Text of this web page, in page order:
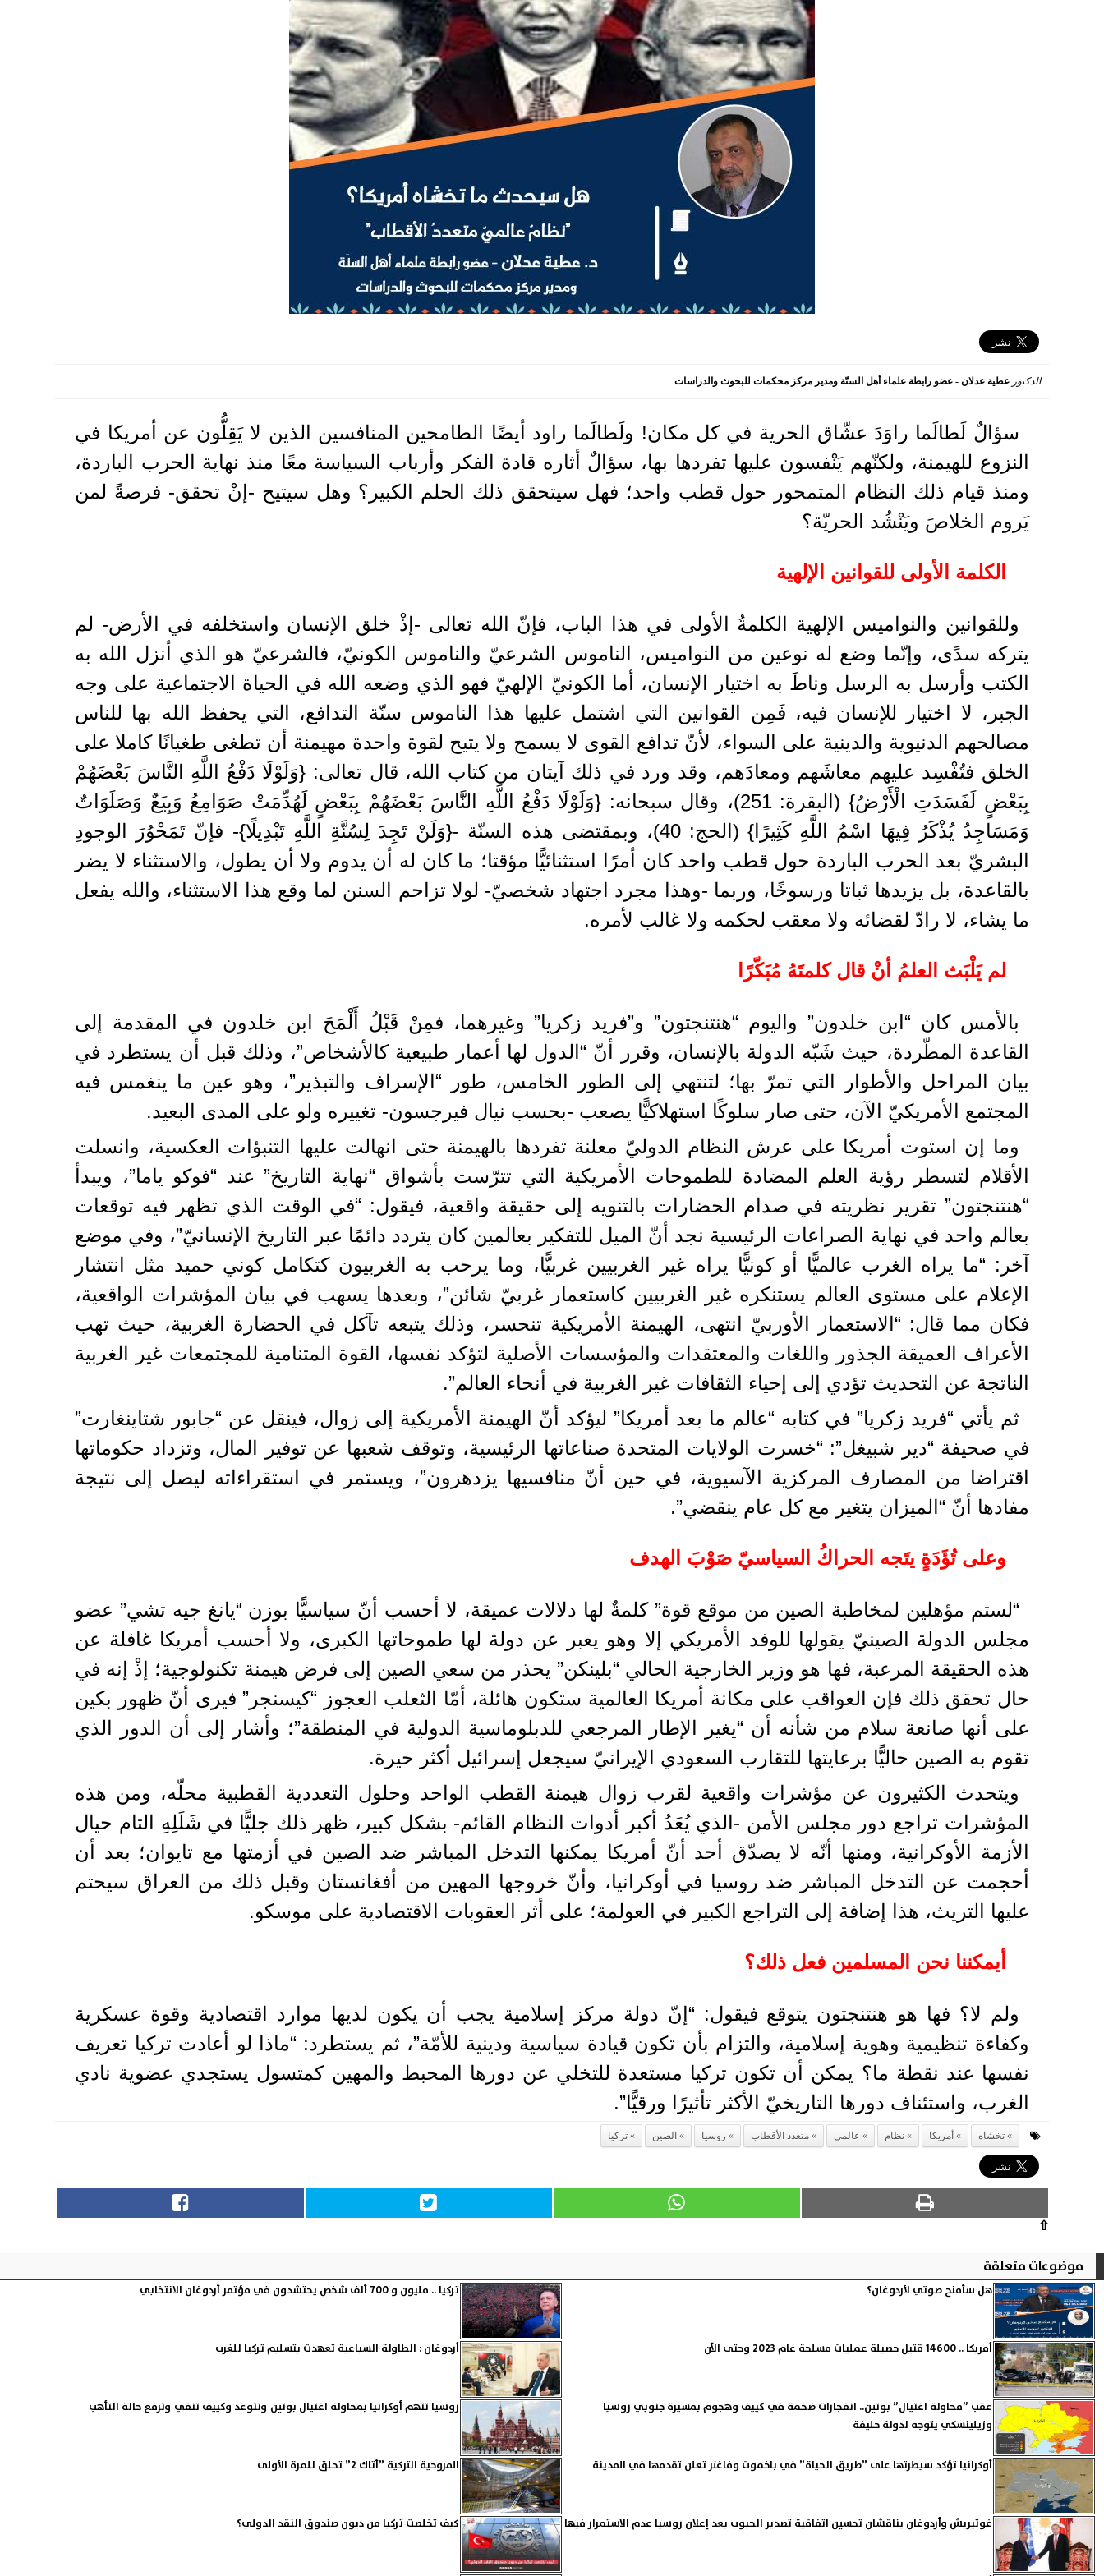
الدكتورعطية عدلان - عضو رابطة علماء أهل السنّة ومدير مركز محكمات للبحوث والدراسات
سؤالٌ لَطالَما راوَدَ عشّاق الحرية في كل مكان! ولَطالَما راود أيضًا الطامحين المنافسين الذين لا يَقِلُّون عن أمريكا في
النزوع للهيمنة، ولكنّهم يَنْفسون عليها تفردها بها، سؤالٌ أثاره قادة الفكر وأرباب السياسة معًا منذ نهاية الحرب الباردة،
ومنذ قيام ذلك النظام المتمحور حول قطب واحد؛ فهل سيتحقق ذلك الحلم الكبير؟ وهل سيتيح -إنْ تحقق- فرصةً لمن
يَروم الخلاصَ ويَنْشُد الحريّة؟
الكلمة الأولى للقوانين الإلهية
وللقوانين والنواميس الإلهية الكلمةُ الأولى في هذا الباب، فإنّ الله تعالى -إذْ خلق الإنسان واستخلفه في الأرض- لم
يتركه سدًى، وإنّما وضع له نوعين من النواميس، الناموس الشرعيّ والناموس الكونيّ، فالشرعيّ هو الذي أنزل الله به
الكتب وأرسل به الرسل وناطَ به اختيار الإنسان، أما الكونيّ الإلهيّ فهو الذي وضعه الله في الحياة الاجتماعية على وجه
الجبر، لا اختيار للإنسان فيه، فَمِن القوانين التي اشتمل عليها هذا الناموس سنّة التدافع، التي يحفظ الله بها للناس
مصالحهم الدنيوية والدينية على السواء، لأنّ تدافع القوى لا يسمح ولا يتيح لقوة واحدة مهيمنة أن تطغى طغيانًا كاملا على
الخلق فتُفْسِد عليهم معاشَهم ومعادَهم، وقد ورد في ذلك آيتان من كتاب الله، قال تعالى: {وَلَوْلَا دَفْعُ اللَّهِ النَّاسَ بَعْضَهُمْ
بِبَعْضٍ لَفَسَدَتِ الْأَرْضُ} (البقرة: 251)، وقال سبحانه: {وَلَوْلَا دَفْعُ اللَّهِ النَّاسَ بَعْضَهُمْ بِبَعْضٍ لَهُدِّمَتْ صَوَامِعُ وَبِيَعٌ وَصَلَوَاتٌ
وَمَسَاجِدُ يُذْكَرُ فِيهَا اسْمُ اللَّهِ كَثِيرًا} (الحج: 40)، وبمقتضى هذه السنّة -{وَلَنْ تَجِدَ لِسُنَّةِ اللَّهِ تَبْدِيلًا}- فإنّ تَمَحْوُرَ الوجودِ
البشريّ بعد الحرب الباردة حول قطب واحد كان أمرًا استثنائيًّا مؤقتا؛ ما كان له أن يدوم ولا أن يطول، والاستثناء لا يضر
بالقاعدة، بل يزيدها ثباتا ورسوخًا، وربما -وهذا مجرد اجتهاد شخصيّ- لولا تزاحم السنن لما وقع هذا الاستثناء، والله يفعل
ما يشاء، لا رادّ لقضائه ولا معقب لحكمه ولا غالب لأمره.
لم يَلْبَث العلمُ أنْ قال كلمتَهُ مُبَكّرًا
بالأمس كان “ابن خلدون” واليوم “هنتنجتون” و”فريد زكريا” وغيرهما، فمِنْ قَبْلُ أَلْمَحَ ابن خلدون في المقدمة إلى
القاعدة المطّردة، حيث شَبّه الدولة بالإنسان، وقرر أنّ “الدول لها أعمار طبيعية كالأشخاص”، وذلك قبل أن يستطرد في
بيان المراحل والأطوار التي تمرّ بها؛ لتنتهي إلى الطور الخامس، طور “الإسراف والتبذير”، وهو عين ما ينغمس فيه
المجتمع الأمريكيّ الآن، حتى صار سلوكًا استهلاكيًّا يصعب -بحسب نيال فيرجسون- تغييره ولو على المدى البعيد.
وما إن استوت أمريكا على عرش النظام الدوليّ معلنة تفردها بالهيمنة حتى انهالت عليها التنبؤات العكسية، وانسلت
الأقلام لتسطر رؤية العلم المضادة للطموحات الأمريكية التي تترّست بأشواق “نهاية التاريخ” عند “فوكو ياما”، ويبدأ
“هنتنجتون” تقرير نظريته في صدام الحضارات بالتنويه إلى حقيقة واقعية، فيقول: “في الوقت الذي تظهر فيه توقعات
بعالم واحد في نهاية الصراعات الرئيسية نجد أنّ الميل للتفكير بعالمين كان يتردد دائمًا عبر التاريخ الإنسانيّ”، وفي موضع
آخر: “ما يراه الغرب عالميًّا أو كونيًّا يراه غير الغربيين غربيًّا، وما يرحب به الغربيون كتكامل كوني حميد مثل انتشار
الإعلام على مستوى العالم يستنكره غير الغربيين كاستعمار غربيّ شائن”، وبعدها يسهب في بيان المؤشرات الواقعية،
فكان مما قال: “الاستعمار الأوربيّ انتهى، الهيمنة الأمريكية تنحسر، وذلك يتبعه تآكل في الحضارة الغربية، حيث تهب
الأعراف العميقة الجذور واللغات والمعتقدات والمؤسسات الأصلية لتؤكد نفسها، القوة المتنامية للمجتمعات غير الغربية
الناتجة عن التحديث تؤدي إلى إحياء الثقافات غير الغربية في أنحاء العالم”.
ثم يأتي “فريد زكريا” في كتابه “عالم ما بعد أمريكا” ليؤكد أنّ الهيمنة الأمريكية إلى زوال، فينقل عن “جابور شتاينغارت”
في صحيفة “دير شبيغل”: “خسرت الولايات المتحدة صناعاتها الرئيسية، وتوقف شعبها عن توفير المال، وتزداد حكوماتها
اقتراضا من المصارف المركزية الآسيوية، في حين أنّ منافسيها يزدهرون”، ويستمر في استقراءاته ليصل إلى نتيجة
مفادها أنّ “الميزان يتغير مع كل عام ينقضي”.
وعلى تُؤَدَةٍ يتَجه الحراكُ السياسيّ صَوْبَ الهدف
“لستم مؤهلين لمخاطبة الصين من موقع قوة” كلمةٌ لها دلالات عميقة، لا أحسب أنّ سياسيًّا بوزن “يانغ جيه تشي” عضو
مجلس الدولة الصينيّ يقولها للوفد الأمريكي إلا وهو يعبر عن دولة لها طموحاتها الكبرى، ولا أحسب أمريكا غافلة عن
هذه الحقيقة المرعبة، فها هو وزير الخارجية الحالي “بلينكن” يحذر من سعي الصين إلى فرض هيمنة تكنولوجية؛ إذْ إنه في
حال تحقق ذلك فإن العواقب على مكانة أمريكا العالمية ستكون هائلة، أمّا الثعلب العجوز “كيسنجر” فيرى أنّ ظهور بكين
على أنها صانعة سلام من شأنه أن “يغير الإطار المرجعي للدبلوماسية الدولية في المنطقة”؛ وأشار إلى أن الدور الذي
تقوم به الصين حاليًّا برعايتها للتقارب السعودي الإيرانيّ سيجعل إسرائيل أكثر حيرة.
ويتحدث الكثيرون عن مؤشرات واقعية لقرب زوال هيمنة القطب الواحد وحلول التعددية القطبية محلّه، ومن هذه
المؤشرات تراجع دور مجلس الأمن -الذي يُعَدُ أكبر أدوات النظام القائم- بشكل كبير، ظهر ذلك جليًّا في شَلَلِهِ التام حيال
الأزمة الأوكرانية، ومنها أنّه لا يصدّق أحد أنّ أمريكا يمكنها التدخل المباشر ضد الصين في أزمتها مع تايوان؛ بعد أن
أحجمت عن التدخل المباشر ضد روسيا في أوكرانيا، وأنّ خروجها المهين من أفغانستان وقبل ذلك من العراق سيحتم
عليها التريث، هذا إضافة إلى التراجع الكبير في العولمة؛ على أثر العقوبات الاقتصادية على موسكو.
أيمكننا نحن المسلمين فعل ذلك؟
ولم لا؟ فها هو هنتنجتون يتوقع فيقول: “إنّ دولة مركز إسلامية يجب أن يكون لديها موارد اقتصادية وقوة عسكرية
وكفاءة تنظيمية وهوية إسلامية، والتزام بأن تكون قيادة سياسية ودينية للأمّة”، ثم يستطرد: “ماذا لو أعادت تركيا تعريف
نفسها عند نقطة ما؟ يمكن أن تكون تركيا مستعدة للتخلي عن دورها المحبط والمهين كمتسول يستجدي عضوية نادي
الغرب، واستئناف دورها التاريخيّ الأكثر تأثيرًا ورقيًّا”.
تخشاه أمريكا نظام عالمي متعدد الأقطاب روسيا الصين تركيا
⇧
موضوعات متعلقة
هل سأمنح صوتي لأردوغان؟ تركيا .. مليون و 700 ألف شخص يحتشدون في مؤتمر أردوغان الانتخابي
أمريكا .. 14600 قتيل حصيلة عمليات مسلحة عام 2023 وحتى الآن أردوغان : الطاولة السباعية تعهدت بتسليم تركيا للغرب
عقب ”محاولة اغتيال” بوتين.. انفجارات ضخمة في كييف وهجوم بمسيرة جنوبي روسيا
وزيلينسكي يتوجه لدولة حليفة
روسيا تتهم أوكرانيا بمحاولة اغتيال بوتين وتتوعد وكييف تنفي وترفع حالة التأهب
أوكرانيا تؤكد سيطرتها على ”طريق الحياة” في باخموت وفاغنر تعلن تقدمها في المدينة المروحية التركية ”أتاك 2” تحلق للمرة الأولى
غوتيريش وأردوغان يناقشان تحسين اتفاقية تصدير الحبوب بعد إعلان روسيا عدم الاستمرار فيها كيف تخلصت تركيا من ديون صندوق النقد الدولي؟